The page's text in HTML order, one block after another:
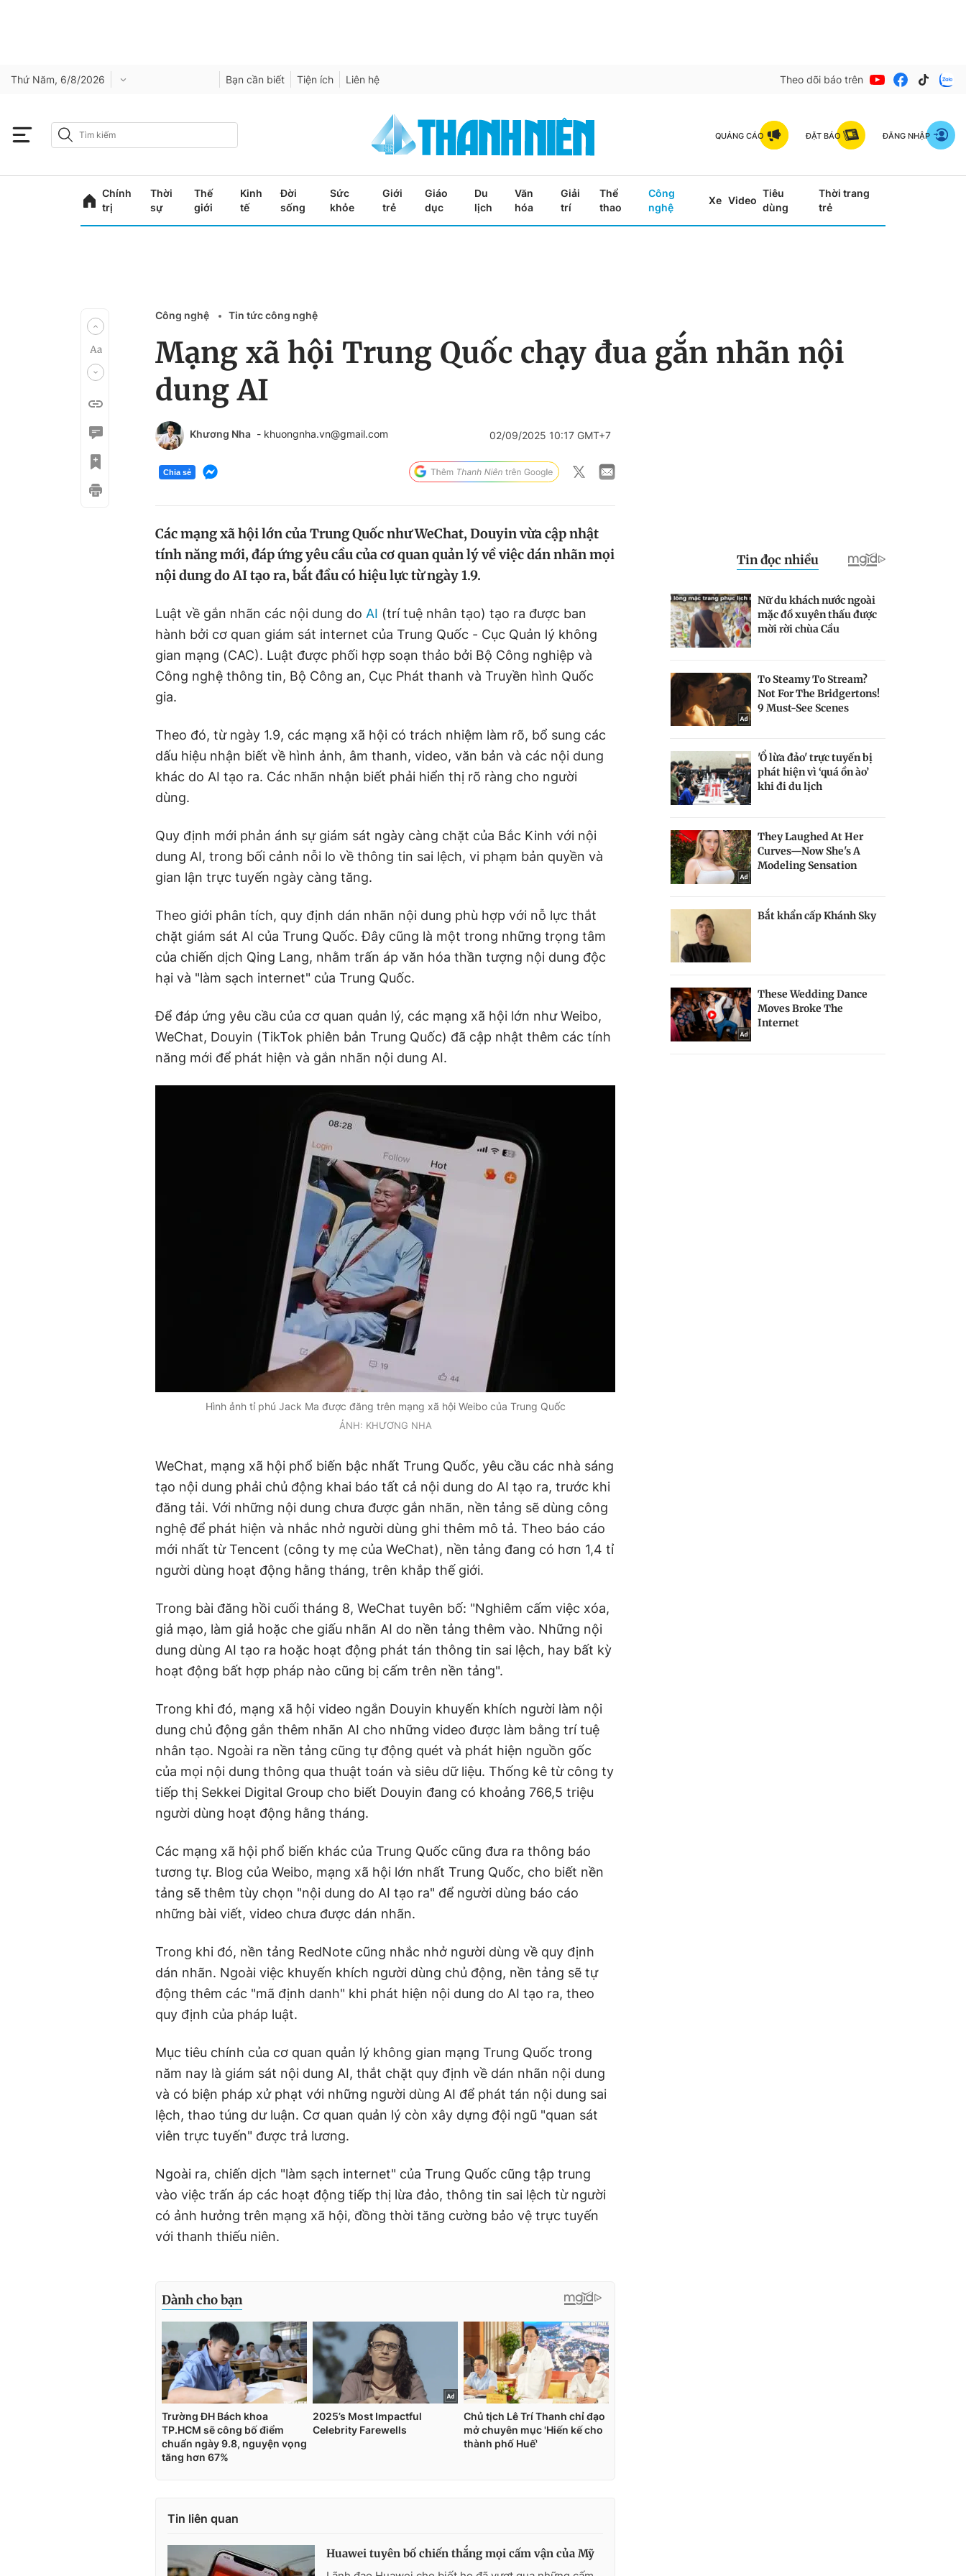
Thứ Năm, 6/8/2026 Bạn cần biết Tiện ích Liên hệ Theo dõi báo trên
QUẢNG CÁO ĐẶT BÁO ĐĂNG NHẬP
Chính
trị
Thời
sự
Thế
giới
Kinh
tế
Đời
sống
Sức
khỏe
Giới
trẻ
Giáo
dục
Du
lịch
Văn
hóa
Giải
trí
Thể
thao
Công
nghệ
Xe Video
Tiêu
dùng
Thời trang
trẻ
Công nghệ Tin tức công nghệ
Mạng xã hội Trung Quốc chạy đua gắn nhãn nội
dung AI
Khương Nha - khuongnha.vn@gmail.com 02/09/2025 10:17 GMT+7
Chia sẻ
Các mạng xã hội lớn của Trung Quốc như WeChat, Douyin vừa cập nhật
tính năng mới, đáp ứng yêu cầu của cơ quan quản lý về việc dán nhãn mọi
nội dung do AI tạo ra, bắt đầu có hiệu lực từ ngày 1.9.
Luật về gắn nhãn các nội dung do AI (trí tuệ nhân tạo) tạo ra được ban
hành bởi cơ quan giám sát internet của Trung Quốc - Cục Quản lý không
gian mạng (CAC). Luật được phối hợp soạn thảo bởi Bộ Công nghiệp và
Công nghệ thông tin, Bộ Công an, Cục Phát thanh và Truyền hình Quốc
gia.
Theo đó, từ ngày 1.9, các mạng xã hội có trách nhiệm làm rõ, bổ sung các
dấu hiệu nhận biết về hình ảnh, âm thanh, video, văn bản và các nội dung
khác do AI tạo ra. Các nhãn nhận biết phải hiển thị rõ ràng cho người
dùng.
Quy định mới phản ánh sự giám sát ngày càng chặt của Bắc Kinh với nội
dung AI, trong bối cảnh nỗi lo về thông tin sai lệch, vi phạm bản quyền và
gian lận trực tuyến ngày càng tăng.
Theo giới phân tích, quy định dán nhãn nội dung phù hợp với nỗ lực thắt
chặt giám sát AI của Trung Quốc. Đây cũng là một trong những trọng tâm
của chiến dịch Qing Lang, nhằm trấn áp văn hóa thần tượng nội dung độc
hại và "làm sạch internet" của Trung Quốc.
Để đáp ứng yêu cầu của cơ quan quản lý, các mạng xã hội lớn như Weibo,
WeChat, Douyin (TikTok phiên bản Trung Quốc) đã cập nhật thêm các tính
năng mới để phát hiện và gắn nhãn nội dung AI.
Hình ảnh tỉ phú Jack Ma được đăng trên mạng xã hội Weibo của Trung Quốc
ẢNH: KHƯƠNG NHA
WeChat, mạng xã hội phổ biến bậc nhất Trung Quốc, yêu cầu các nhà sáng
tạo nội dung phải chủ động khai báo tất cả nội dung do AI tạo ra, trước khi
đăng tải. Với những nội dung chưa được gắn nhãn, nền tảng sẽ dùng công
nghệ để phát hiện và nhắc nhở người dùng ghi thêm mô tả. Theo báo cáo
mới nhất từ Tencent (công ty mẹ của WeChat), nền tảng đang có hơn 1,4 tỉ
người dùng hoạt động hằng tháng, trên khắp thế giới.
Trong bài đăng hồi cuối tháng 8, WeChat tuyên bố: "Nghiêm cấm việc xóa,
giả mạo, làm giả hoặc che giấu nhãn AI do nền tảng thêm vào. Những nội
dung dùng AI tạo ra hoặc hoạt động phát tán thông tin sai lệch, hay bất kỳ
hoạt động bất hợp pháp nào cũng bị cấm trên nền tảng".
Trong khi đó, mạng xã hội video ngắn Douyin khuyến khích người làm nội
dung chủ động gắn thêm nhãn AI cho những video được làm bằng trí tuệ
nhân tạo. Ngoài ra nền tảng cũng tự động quét và phát hiện nguồn gốc
của mọi nội dung thông qua thuật toán và siêu dữ liệu. Thống kê từ công ty
tiếp thị Sekkei Digital Group cho biết Douyin đang có khoảng 766,5 triệu
người dùng hoạt động hằng tháng.
Các mạng xã hội phổ biến khác của Trung Quốc cũng đưa ra thông báo
tương tự. Blog của Weibo, mạng xã hội lớn nhất Trung Quốc, cho biết nền
tảng sẽ thêm tùy chọn "nội dung do AI tạo ra" để người dùng báo cáo
những bài viết, video chưa được dán nhãn.
Trong khi đó, nền tảng RedNote cũng nhắc nhở người dùng về quy định
dán nhãn. Ngoài việc khuyến khích người dùng chủ động, nền tảng sẽ tự
động thêm các "mã định danh" khi phát hiện nội dung do AI tạo ra, theo
quy định của pháp luật.
Mục tiêu chính của cơ quan quản lý không gian mạng Trung Quốc trong
năm nay là giám sát nội dung AI, thắt chặt quy định về dán nhãn nội dung
và có biện pháp xử phạt với những người dùng AI để phát tán nội dung sai
lệch, thao túng dư luận. Cơ quan quản lý còn xây dựng đội ngũ "quan sát
viên trực tuyến" được trả lương.
Ngoài ra, chiến dịch "làm sạch internet" của Trung Quốc cũng tập trung
vào việc trấn áp các hoạt động tiếp thị lừa đảo, thông tin sai lệch từ người
có ảnh hưởng trên mạng xã hội, đồng thời tăng cường bảo vệ trực tuyến
với thanh thiếu niên.
Tin liên quan
Huawei tuyên bố chiến thắng mọi cấm vận của Mỹ